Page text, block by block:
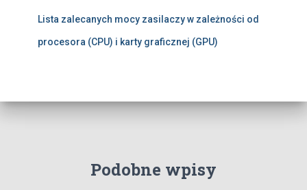
Lista zalecanych mocy zasilaczy w zależności od
procesora (CPU) i karty graficznej (GPU)
Podobne wpisy